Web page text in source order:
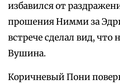
избавился от
прошения Нимми за
встрече сделал вид, что
Вушина.
Коричневый Пони